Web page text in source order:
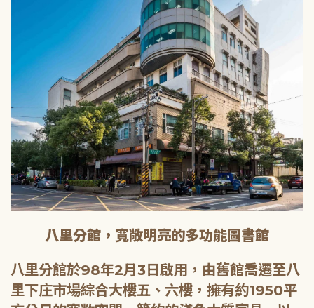
八里分館，寬敞明亮的多功能圖書館
八里分館於98年2月3日啟用，由舊館喬遷至八
里下庄市場綜合大樓五、六樓，擁有約1950平